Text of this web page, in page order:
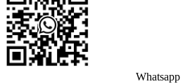
Whatsapp